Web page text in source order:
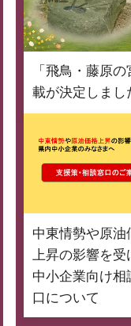
「飛鳥・藤原
載が決定しまし
中東情勢や原油
上昇の影響を受
中小企業向け相
口について